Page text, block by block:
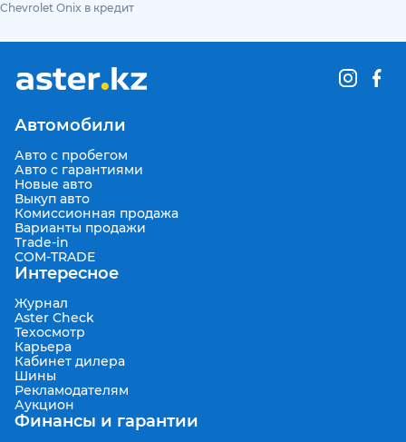
Chevrolet Onix в кредит
Автомобили
Авто с пробегом
Авто с гарантиями
Новые авто
Выкуп авто
Комиссионная продажа
Варианты продажи
Trade-in
COM-TRADE
Интересное
Журнал
Aster Check
Техосмотр
Карьера
Кабинет дилера
Шины
Рекламодателям
Аукцион
Финансы и гарантии